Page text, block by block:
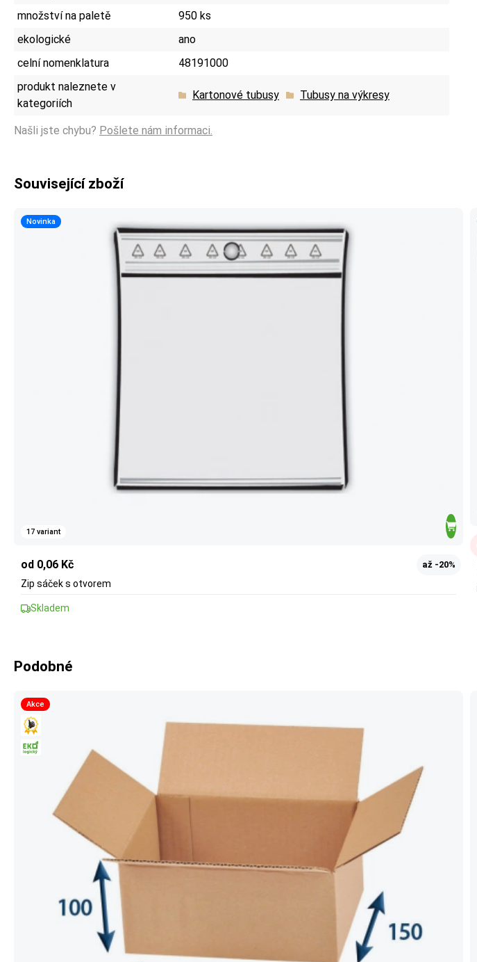
množství na paletě
950 ks
ekologické
ano
celní nomenklatura
48191000
produkt naleznete v
kategoriích
Kartonové tubusy Tubusy na výkresy
Našli jste chybu? Pošlete nám informaci.
Související zboží
Novinka
17 variant
od 0,06 Kč až -20%
Zip sáček s otvorem
Skladem
Podobné
Akce